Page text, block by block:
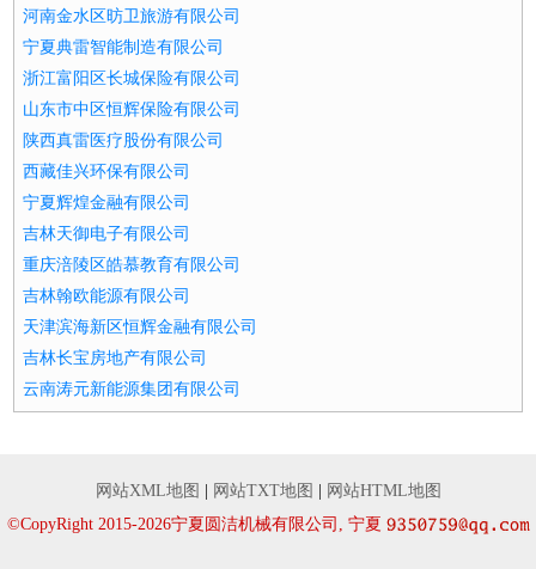
河南金水区昉卫旅游有限公司
宁夏典雷智能制造有限公司
浙江富阳区长城保险有限公司
山东市中区恒辉保险有限公司
陕西真雷医疗股份有限公司
西藏佳兴环保有限公司
宁夏辉煌金融有限公司
吉林天御电子有限公司
重庆涪陵区皓慕教育有限公司
吉林翰欧能源有限公司
天津滨海新区恒辉金融有限公司
吉林长宝房地产有限公司
云南涛元新能源集团有限公司
网站XML地图 网站TXT地图
网站HTML地图
©CopyRight 2015-2026宁夏圆洁机械有限公司, 宁夏